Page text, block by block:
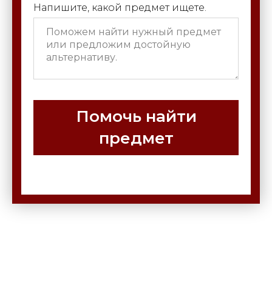
Напишите, какой предмет ищете.
Помочь найти
предмет